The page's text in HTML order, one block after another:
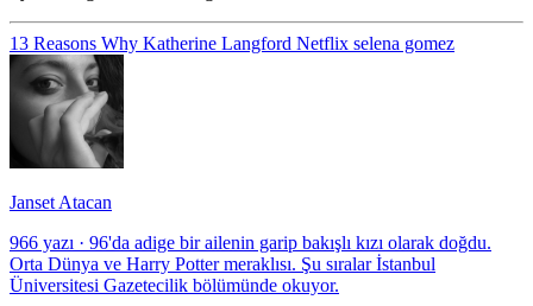
13 Reasons Why Katherine Langford Netflix selena gomez
Janset Atacan
966 yazı · 96'da adige bir ailenin garip bakışlı kızı olarak doğdu.
Orta Dünya ve Harry Potter meraklısı. Şu sıralar İstanbul
Üniversitesi Gazetecilik bölümünde okuyor.